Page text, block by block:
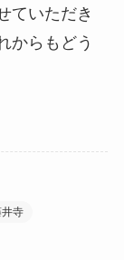
ていただき
からもどう
寺